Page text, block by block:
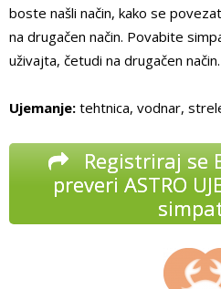
boste našli način, kako se
na drugačen način. Povabite
uživajta, četudi na drugačen način.
Ujemanje: tehtnica, vodnar,
Registriraj se
preveri ASTRO